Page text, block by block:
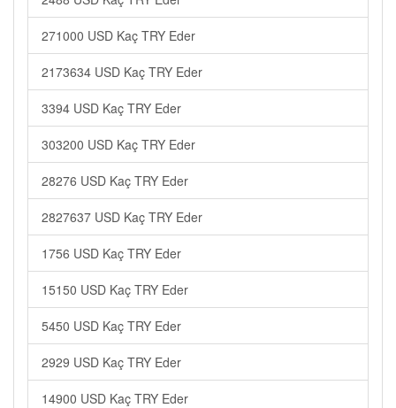
271000 USD Kaç TRY Eder
2173634 USD Kaç TRY Eder
3394 USD Kaç TRY Eder
303200 USD Kaç TRY Eder
28276 USD Kaç TRY Eder
2827637 USD Kaç TRY Eder
1756 USD Kaç TRY Eder
15150 USD Kaç TRY Eder
5450 USD Kaç TRY Eder
2929 USD Kaç TRY Eder
14900 USD Kaç TRY Eder